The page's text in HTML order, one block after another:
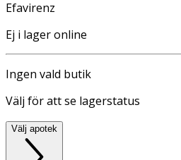
Efavirenz
Ej i lager online
Ingen vald butik
Välj för att se lagerstatus
Välj apotek